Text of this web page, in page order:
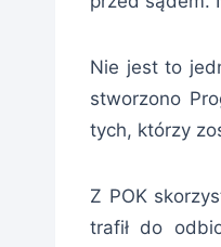
Nie jest to
stworzono
tych, którzy
Z POK
trafił do